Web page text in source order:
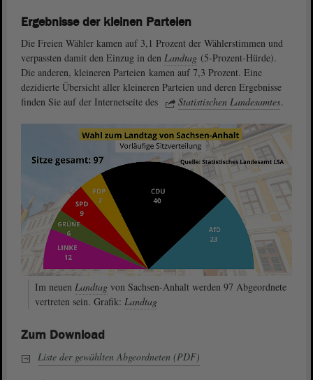
Ergebnisse der kleinen Parteien
Die Freien Wähler kamen auf 3,1 Prozent der Wählerstimmen und
verpassten damit den Einzug in den Landtag (5-Prozent-Hürde).
Die anderen, kleineren Parteien kamen auf 7,3 Prozent. Eine
dezidierte Übersicht aller kleineren Parteien und deren Ergebnisse
finden Sie auf der Internetseite des
Statistischen Landesamtes.
Im neuen Landtag von Sachsen-Anhalt werden 97 Abgeordnete
vertreten sein. Grafik: Landtag
Zum Download
Liste der gewählten Abgeordneten (PDF)